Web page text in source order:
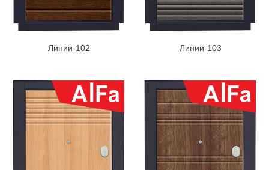
Линии-102 Линии-103